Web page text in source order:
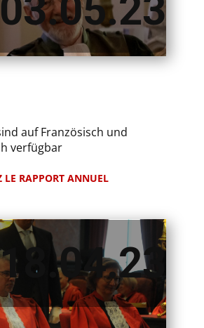
03.05.23
auf Französisch und
verfügbar
LE RAPPORT ANNUEL
18.04.23